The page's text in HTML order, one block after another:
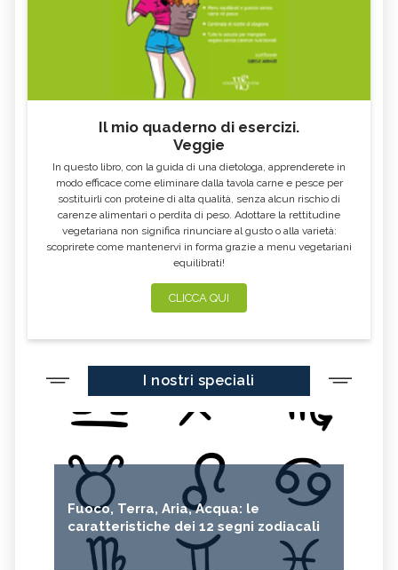
Il mio quaderno di esercizi.
Veggie
In questo libro, con la guida di una dietologa, apprenderete in
modo efficace come eliminare dalla tavola carne e pesce per
sostituirli con proteine di alta qualità, senza alcun rischio di
carenze alimentari o perdita di peso. Adottare la rettitudine
vegetariana non significa rinunciare al gusto o alla varietà:
scoprirete come mantenervi in forma grazie a menu vegetariani
equilibrati!
CLICCA QUI
I nostri speciali
Fuoco, Terra, Aria, Acqua: le
caratteristiche dei 12 segni zodiacali